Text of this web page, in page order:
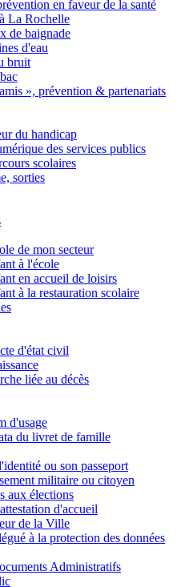
en faveur de la santé
La Rochelle
de baignade
d'eau
bruit
», prévention & partenariats
du handicap
des services publics
scolaires
sorties
de mon secteur
à l'école
en accueil de loisirs
à la restauration scolaire
d'état civil
liée au décès
d'usage
du livret de famille
ou son passeport
militaire ou citoyen
aux élections
d'accueil
de la Ville
à la protection des données
Administratifs